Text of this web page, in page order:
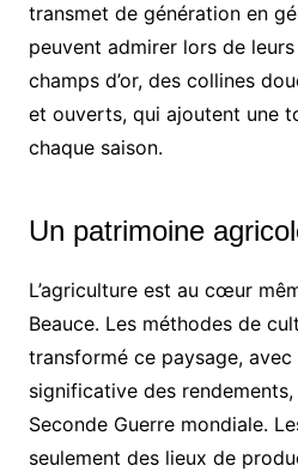
transmet de génération en
peuvent admirer lors de
champs d’or, des collines
et ouverts, qui ajoutent une
chaque saison.
Un patrimoine
L’agriculture est au cœur
Beauce. Les méthodes de
transformé ce paysage,
significative des
Seconde Guerre mondiale.
seulement des lieux de